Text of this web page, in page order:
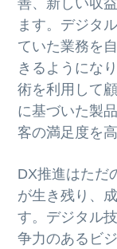
ます。デジタ
ていた業務を
きるようにな
術を利用して
に基づいた製
客の満足度を
DX推進はただ
が生き残り、
す。デジタル
争力のあるビ